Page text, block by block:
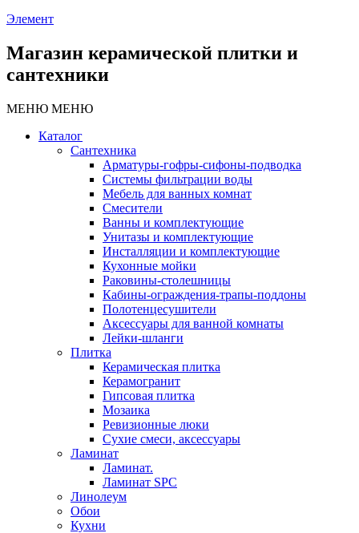
Элемент
Магазин керамической плитки и
сантехники
МЕНЮ МЕНЮ
Каталог
Сантехника
Арматуры-гофры-сифоны-подводка
Системы фильтрации воды
Мебель для ванных комнат
Смесители
Ванны и комплектующие
Унитазы и комплектующие
Инсталляции и комплектующие
Кухонные мойки
Раковины-столешницы
Кабины-ограждения-трапы-поддоны
Полотенцесушители
Аксессуары для ванной комнаты
Лейки-шланги
Плитка
Керамическая плитка
Керамогранит
Гипсовая плитка
Мозаика
Ревизионные люки
Сухие смеси, аксессуары
Ламинат
Ламинат.
Ламинат SPC
Линолеум
Обои
Кухни